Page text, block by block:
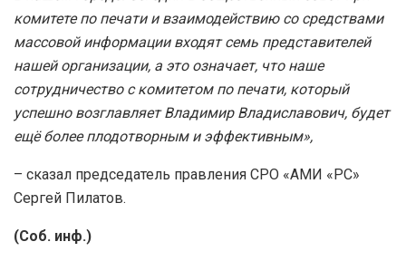
комитете по печати и взаимодействию со средствами
массовой информации входят семь представителей
нашей организации, а это означает, что наше
сотрудничество с комитетом по печати, который
успешно возглавляет Владимир Владиславович, будет
ещё более плодотворным и эффективным»,
– сказал председатель правления СРО «АМИ «РС»
Сергей Пилатов.
(Соб. инф.)